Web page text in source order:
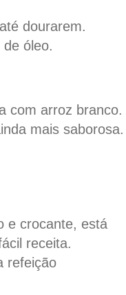
dourarem.
óleo.
com arroz branco.
mais saborosa.
e crocante, está
receita.
refeição